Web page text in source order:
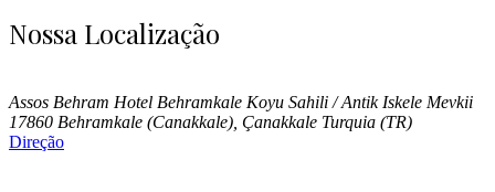
Nossa Localização
Assos Behram Hotel Behramkale Koyu Sahili / Antik Iskele Mevkii
17860 Behramkale (Canakkale), Çanakkale Turquia (TR)
Direção